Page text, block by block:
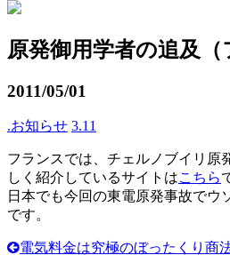
原発御用学者の追及（
2011/05/01
.お知らせ 3.11
フランスでは、チェルノブイリ原
しく紹介しているサイトはこちら
日本でも今回の東電原発事故で
です。
電気料金は究極のぼったくり商